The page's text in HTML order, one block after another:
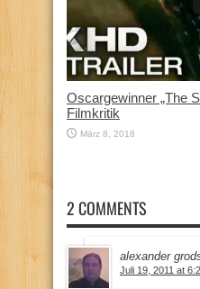
Oscargewinner „The
Filmkritik
März 8, 2018
2 COMMENTS
alexander
Juli 19, 2011 at